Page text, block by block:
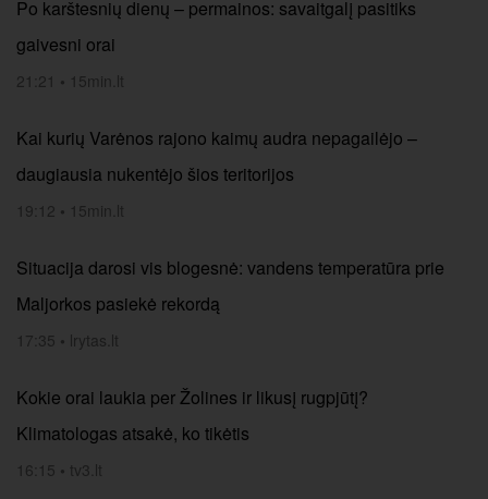
Po karštesnių dienų – permainos: savaitgalį pasitiks
gaivesni orai
21:21 • 15min.lt
Kai kurių Varėnos rajono kaimų audra nepagailėjo –
daugiausia nukentėjo šios teritorijos
19:12 • 15min.lt
Situacija darosi vis blogesnė: vandens temperatūra prie
Maljorkos pasiekė rekordą
17:35 • lrytas.lt
Kokie orai laukia per Žolines ir likusį rugpjūtį?
Klimatologas atsakė, ko tikėtis
16:15 • tv3.lt